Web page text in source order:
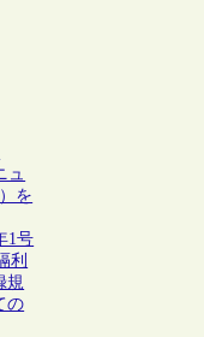
ュ
を
1号
利
規
の